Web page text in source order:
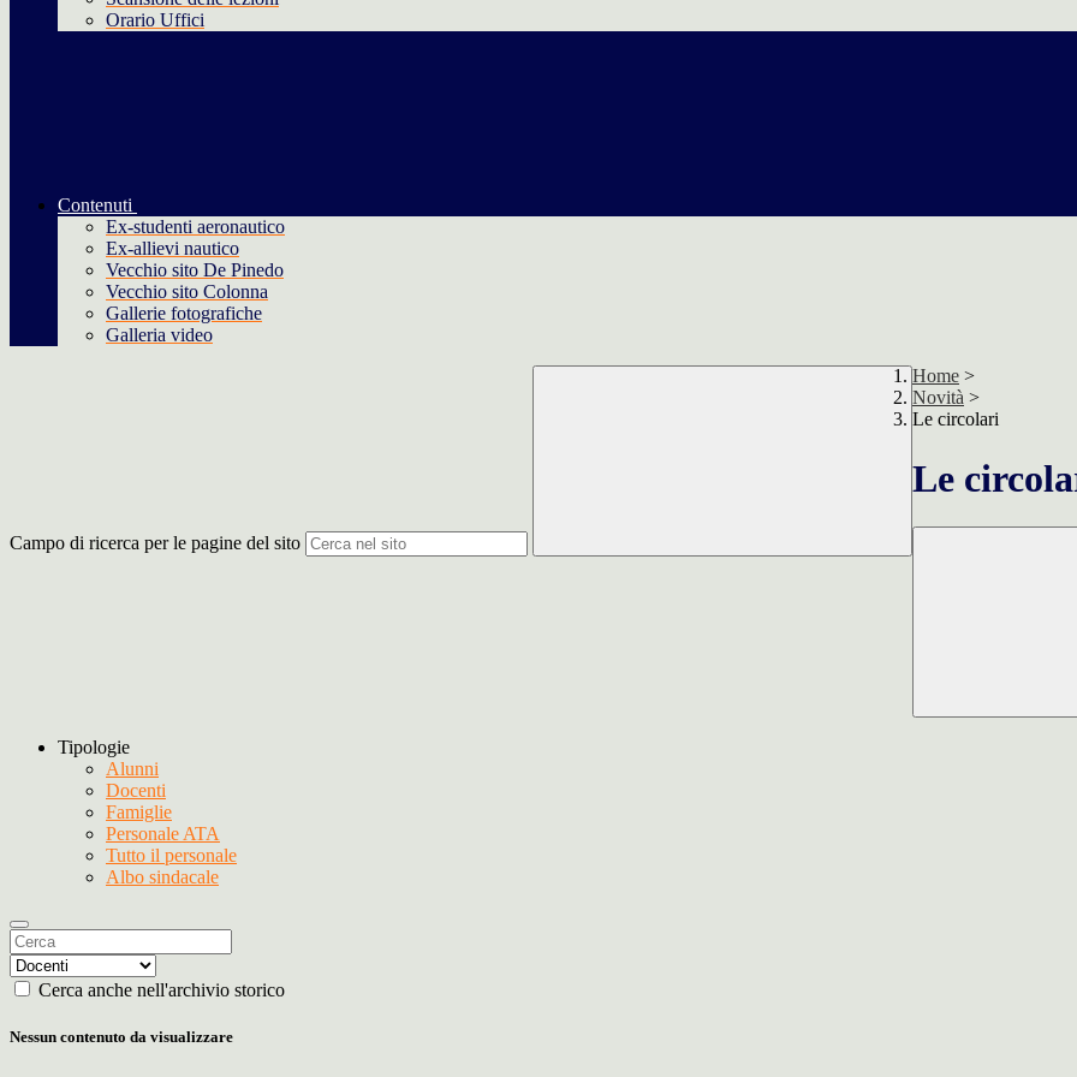
Orario Uffici
Contenuti
Ex-studenti aeronautico
Ex-allievi nautico
Vecchio sito De Pinedo
Vecchio sito Colonna
Gallerie fotografiche
Galleria video
Campo di ricerca per le pagine del sito
Home >
Novità >
Le circolari
Le
Tipologie
Alunni
Docenti
Famiglie
Personale ATA
Tutto il personale
Albo sindacale
Cerca anche nell'archivio storico
Nessun contenuto da visualizzare